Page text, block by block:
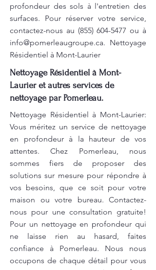
profondeur des sols à l'entretien des
surfaces. Pour réserver votre service,
contactez-nous au (855) 604-5477 ou à
info@pomerleaugroupe.ca. Nettoyage
Résidentiel à Mont-Laurier
Nettoyage Résidentiel à Mont-
Laurier et autres services de
nettoyage par Pomerleau.
Nettoyage Résidentiel à Mont-Laurier:
Vous méritez un service de nettoyage
en profondeur à la hauteur de vos
attentes. Chez Pomerleau, nous
sommes fiers de proposer des
solutions sur mesure pour répondre à
vos besoins, que ce soit pour votre
maison ou votre bureau. Contactez-
nous pour une consultation gratuite!
Pour un nettoyage en profondeur qui
ne laisse rien au hasard, faites
confiance à Pomerleau. Nous nous
occupons de chaque détail pour vous